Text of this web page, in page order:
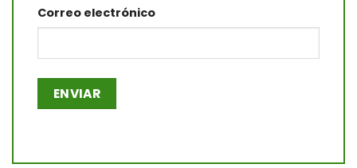
Correo electrónico